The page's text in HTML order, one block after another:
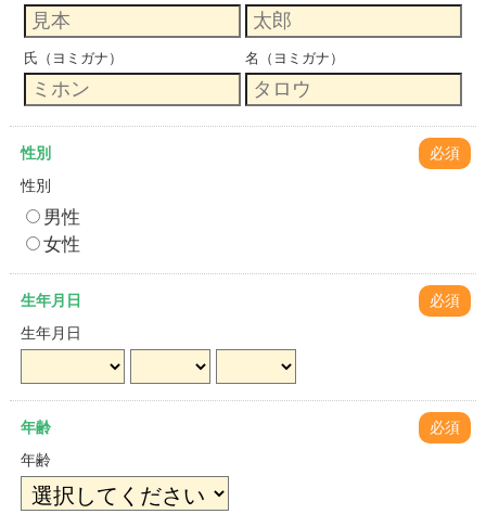
氏（ヨミガナ） 名（ヨミガナ）
性別
必須
性別
男性
女性
生年月日
必須
生年月日
年齢
必須
年齢